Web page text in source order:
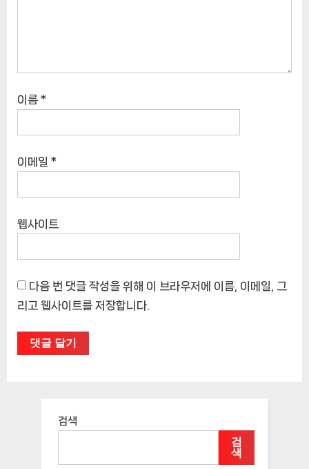
이름 *
이메일 *
웹사이트
다음 번 댓글 작성을 위해 이 브라우저에 이름, 이메일, 그
리고 웹사이트를 저장합니다.
검색
검
색